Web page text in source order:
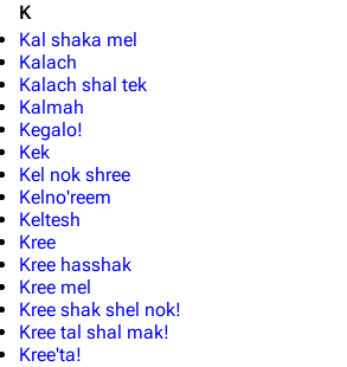
K
Kal shaka mel
Kalach
Kalach shal tek
Kalmah
Kegalo!
Kek
Kel nok shree
Kelno'reem
Keltesh
Kree
Kree hasshak
Kree mel
Kree shak shel nok!
Kree tal shal mak!
Kree'ta!